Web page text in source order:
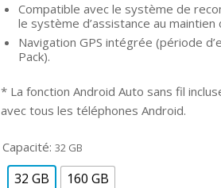
Compatible avec le système de
le système d’assistance au maintien
Navigation GPS intégrée (période
Pack).
* La fonction Android Auto sans fil
avec tous les téléphones Android.
Capacité: 32 GB
32 GB 160 GB